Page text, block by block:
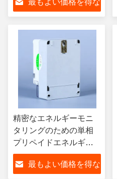
スタート電流 A 0.004Ib
最もよい価格を得な
精密なエネルギーモニ
タリングのための単相
プリペイドエネルギー
メーター
最もよい価格を得な